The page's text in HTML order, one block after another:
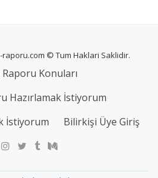
raporu.com © Tum Haklari Saklidir.
Konuları
Hazırlamak İstiyorum
İstiyorum
Bilirkişi Üye Giriş